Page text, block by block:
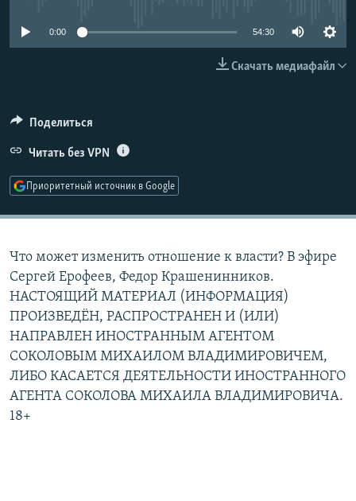
Все сайты РСЕ/РС
0:00 54:30
Скачать медиафайл
Поделиться
Читать без VPN
Приоритетный источник в Google
Что может изменить отношение к власти? В эфире
Сергей Ерофеев, Федор Крашенинников.
НАСТОЯЩИЙ МАТЕРИАЛ (ИНФОРМАЦИЯ)
ПРОИЗВЕДЁН, РАСПРОСТРАНЕН И (ИЛИ)
НАПРАВЛЕН ИНОСТРАННЫМ АГЕНТОМ
СОКОЛОВЫМ МИХАИЛОМ ВЛАДИМИРОВИЧЕМ,
ЛИБО КАСАЕТСЯ ДЕЯТЕЛЬНОСТИ ИНОСТРАННОГО
АГЕНТА СОКОЛОВА МИХАИЛА ВЛАДИМИРОВИЧА.
18+